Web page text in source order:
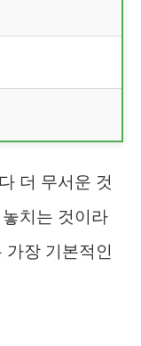
더 무서운 것
치는 것이라
가장 기본적인